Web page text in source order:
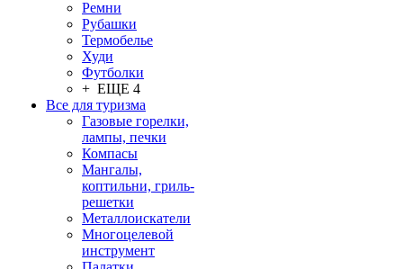
Ремни
Рубашки
Термобелье
Худи
Футболки
+ ЕЩЕ 4
Все для туризма
Газовые горелки,
лампы, печки
Компасы
Мангалы,
коптильни, гриль-
решетки
Металлоискатели
Многоцелевой
инструмент